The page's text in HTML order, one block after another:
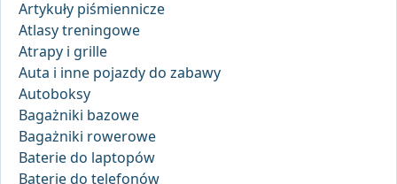
Artykuły piśmiennicze
Atlasy treningowe
Atrapy i grille
Auta i inne pojazdy do zabawy
Autoboksy
Bagażniki bazowe
Bagażniki rowerowe
Baterie do laptopów
Baterie do telefonów